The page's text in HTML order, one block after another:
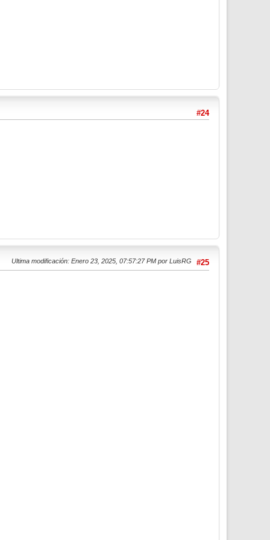
#24
#25
Ultima modificación: Enero 23, 2025, 07:57:27 PM por LuisRG